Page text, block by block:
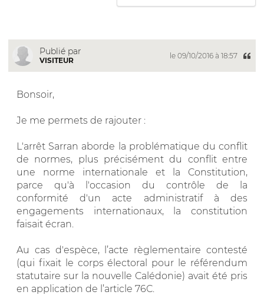
Publié par
VISITEUR
le 09/10/2016 à 18:57
Bonsoir,
Je me permets de rajouter :
L'arrêt Sarran aborde la problématique du conflit
de normes, plus précisément du conflit entre
une norme internationale et la Constitution,
parce qu'à l'occasion du contrôle de la
conformité d'un acte administratif à des
engagements internationaux, la constitution
faisait écran.
Au cas d'espèce, l’acte règlementaire contesté
(qui fixait le corps électoral pour le référendum
statutaire sur la nouvelle Calédonie) avait été pris
en application de l’article 76C.